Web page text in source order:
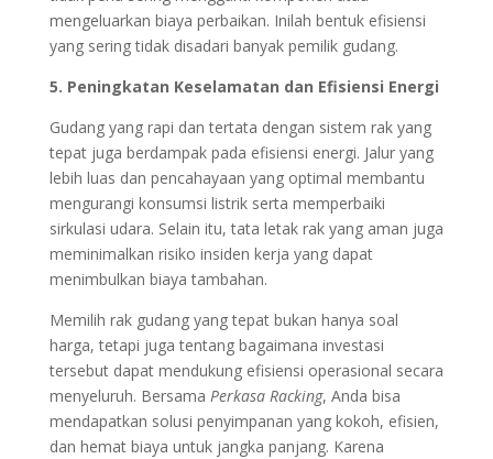
mengeluarkan biaya perbaikan. Inilah bentuk efisiensi
yang sering tidak disadari banyak pemilik gudang.
5. Peningkatan Keselamatan dan Efisiensi Energi
Gudang yang rapi dan tertata dengan sistem rak yang
tepat juga berdampak pada efisiensi energi. Jalur yang
lebih luas dan pencahayaan yang optimal membantu
mengurangi konsumsi listrik serta memperbaiki
sirkulasi udara. Selain itu, tata letak rak yang aman juga
meminimalkan risiko insiden kerja yang dapat
menimbulkan biaya tambahan.
Memilih rak gudang yang tepat bukan hanya soal
harga, tetapi juga tentang bagaimana investasi
tersebut dapat mendukung efisiensi operasional secara
menyeluruh. Bersama Perkasa Racking, Anda bisa
mendapatkan solusi penyimpanan yang kokoh, efisien,
dan hemat biaya untuk jangka panjang. Karena